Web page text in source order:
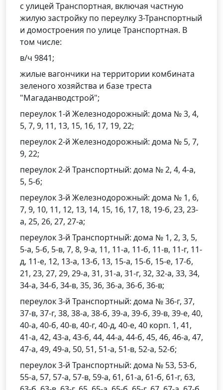
с улицей Транспортная, включая частную
жилую застройку по переулку 3-Транспортный
и домостроения по улице Транспортная. В
том числе:
в/ч 9841;
жилые вагончики на территории комбината
зеленого хозяйства и базе треста
"Магаданводстрой";
переулок 1-й Железнодорожный: дома № 3, 4,
5, 7, 9, 11, 13, 15, 16, 17, 19, 22;
переулок 2-й Железнодорожный: дома № 5, 7,
9, 22;
переулок 2-й Транспортный: дома № 2, 4, 4-а,
5, 5-б;
переулок 3-й Железнодорожный: дома № 1, 6,
7, 9, 10, 11, 12, 13, 14, 15, 16, 17, 18, 19-б, 23, 23-
а, 25, 26, 27, 27-а;
переулок 3-й Транспортный: дома № 1, 2, 3, 5,
5-а, 5-б, 5-в, 7, 8, 9-а, 11, 11-а, 11-б, 11-в, 11-г, 11-
д, 11-е, 12, 13-а, 13-б, 13, 15-а, 15-б, 15-е, 17-б,
21, 23, 27, 29, 29-а, 31, 31-а, 31-г, 32, 32-а, 33, 34,
34-а, 34-б, 34-в, 35, 36, 36-а, 36-б, 36-в;
переулок 3-й Транспортный: дома № 36-г, 37,
37-в, 37-г, 38, 38-а, 38-б, 39-а, 39-б, 39-в, 39-е, 40,
40-а, 40-б, 40-в, 40-г, 40-д, 40-е, 40 корп. 1, 41,
41-а, 42, 43-а, 43-б, 44, 44-а, 44-б, 45, 46, 46-а, 47,
47-а, 49, 49-а, 50, 51, 51-а, 51-в, 52-а, 52-б;
переулок 3-й Транспортный: дома № 53, 53-б,
55-а, 57, 57-а, 57-в, 59-а, 61, 61-а, 61-б, 61-г, 63,